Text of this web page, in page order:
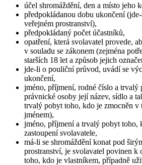
účel shromáždění, den a místo jeho
předpokládanou dobu ukončení
veřejném prostranství),
předpokládaný počet účastníků,
opatření, která svolavatel provede,
v souladu se zákonem (zejména
starších 18 let a způsob jejich
jde-li o pouliční průvod, uvádí se
ukončení,
jméno, příjmení, rodné číslo a trvalý
právnické osoby její název, sídlo a
trvalý pobyt toho, kdo je zmocněn v
jménem),
jméno, příjmení a trvalý pobyt toho,
zastoupení svolavatele,
má-li se shromáždění konat pod
prostranství, je svolavatel povinen k
toho, kdo je vlastníkem, případně